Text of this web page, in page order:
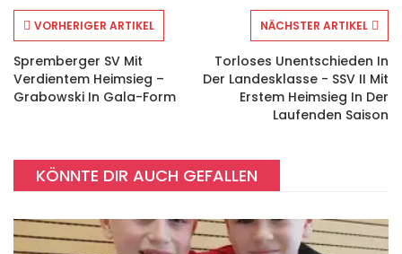
VORHERIGER ARTIKEL
Spremberger SV Mit
Verdientem Heimsieg –
Grabowski In Gala-Form
NÄCHSTER ARTIKEL
Torloses Unentschieden In
Der Landesklasse - SSV II Mit
Erstem Heimsieg In Der
Laufenden Saison
KÖNNTE DIR AUCH GEFALLEN